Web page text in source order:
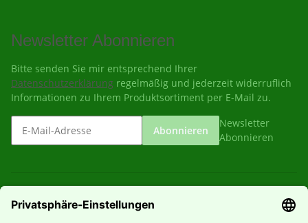
Newsletter Abonnieren
Bitte senden Sie mir entsprechend Ihrer
Datenschutzerklärung regelmäßig und jederzeit widerruflich
Informationen zu Ihrem Produktsortiment per E-Mail zu.
Abonnieren
Newsletter
Abonnieren